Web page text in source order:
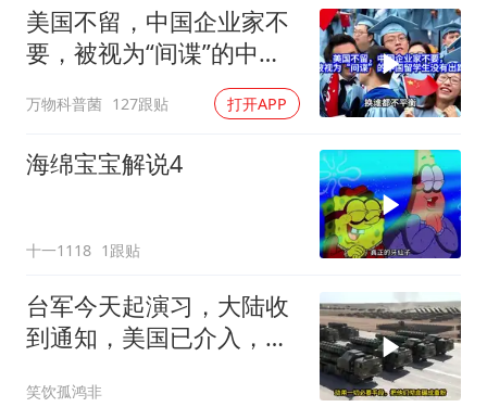
美国不留，中国企业家不
要，被视为“间谍”的中国
万物科普菌 127跟贴 打开APP
海绵宝宝解说4
十一1118 1跟贴
台军今天起演习，大陆收
到通知，美国已介入，日
笑饮孤鸿非